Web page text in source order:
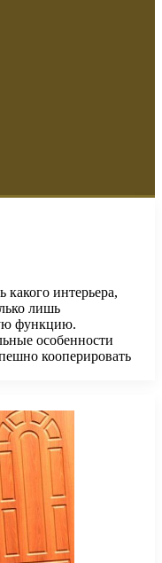
какого интерьера,
лишь
функцию.
особенности
кооперировать